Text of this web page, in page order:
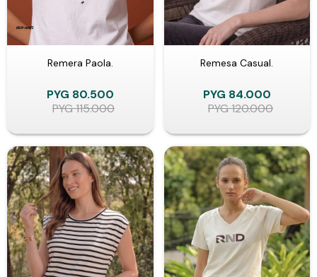
Remera Paola.
PYG 80.500
PYG115.000
Remesa Casual.
PYG 84.000
PYG120.000